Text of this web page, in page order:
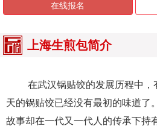
在线报名
上海生煎包简介
在武汉锅贴饺的发展历程中，
天的锅贴饺已经没有最初的味道了
故事却在一代又一代人的传承下持